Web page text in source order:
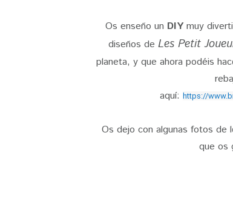
Os enseño un DIYmuy
diseños de Les Petit
planeta, y que ahora podéis
aquí: https://
Os dejo con algunas fotos de
que os